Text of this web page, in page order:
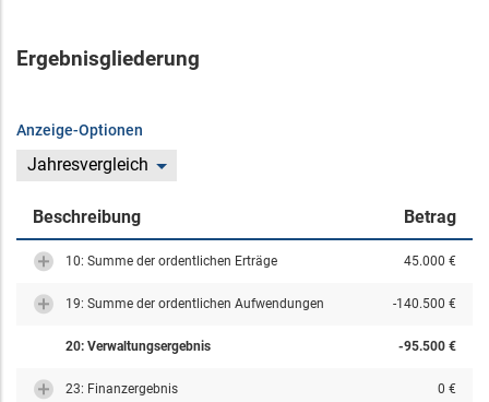
Ergebnisgliederung
Anzeige-Optionen
Jahresvergleich
Beschreibung Betrag
10: Summe der ordentlichen Erträge 45.000 €
19: Summe der ordentlichen Aufwendungen -140.500 €
20: Verwaltungsergebnis -95.500 €
23: Finanzergebnis 0 €